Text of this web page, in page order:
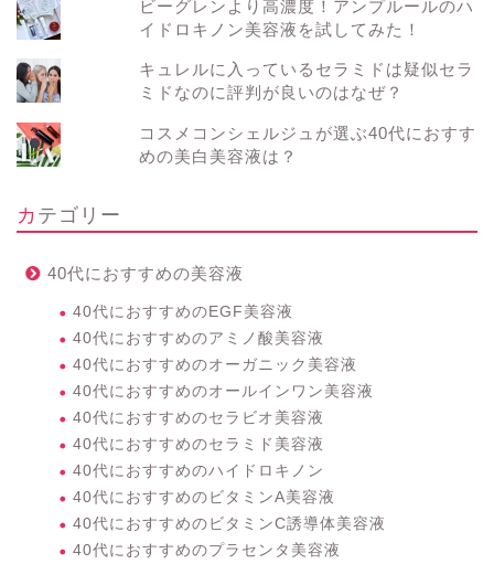
ビーグレンより高濃度！アンプルールのハ
イドロキノン美容液を試してみた！
キュレルに入っているセラミドは疑似セラ
ミドなのに評判が良いのはなぜ？
コスメコンシェルジュが選ぶ40代におすす
めの美白美容液は？
カテゴリー
40代におすすめの美容液
40代におすすめのEGF美容液
40代におすすめのアミノ酸美容液
40代におすすめのオーガニック美容液
40代におすすめのオールインワン美容液
40代におすすめのセラビオ美容液
40代におすすめのセラミド美容液
40代におすすめのハイドロキノン
40代におすすめのビタミンA美容液
40代におすすめのビタミンC誘導体美容液
40代におすすめのプラセンタ美容液